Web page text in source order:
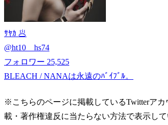
ｻﾔｶ 🥟
@ht10__hs74
フォロワー 25,525
BLEACH / NANAは永遠のﾊﾞｲﾌﾞﾙ。
※こちらのページに掲載しているTwitterア
載・著作権違反に当たらない方法で表示し